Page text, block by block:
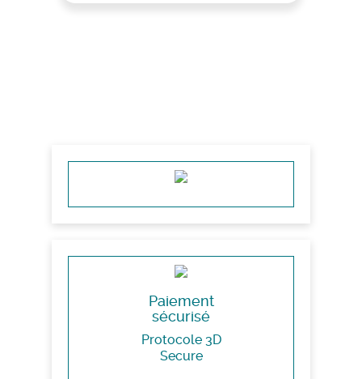
Paiement
sécurisé
Protocole 3D
Secure